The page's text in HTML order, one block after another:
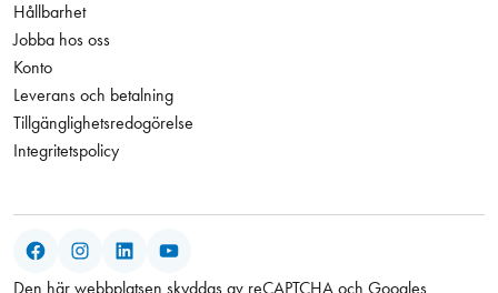
Hållbarhet
Jobba hos oss
Konto
Leverans och betalning
Tillgänglighetsredogörelse
Integritetspolicy
Facebook
Instagram
LinkedIn
Den här webbplatsen skyddas av reCAPTCHA och Googles